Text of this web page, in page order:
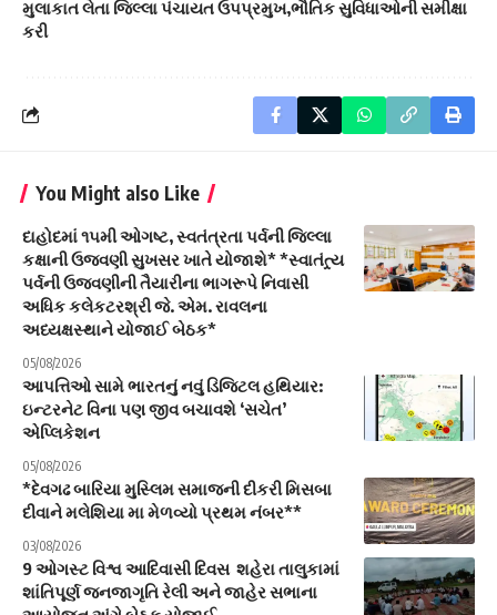
મુલાકાત લેતા જિલ્લા પંચાયત ઉપપ્રમુખ,ભૌતિક સુવિધાઓની સમીક્ષા
કરી
You Might also Like
દાહોદમાં ૧૫મી ઓગષ્ટ, સ્વતંત્રતા પર્વની જિલ્લા
કક્ષાની ઉજવણી સુખસર ખાતે યોજાશે* *સ્વાતંત્ર્ય
પર્વની ઉજવણીની તૈયારીના ભાગરૂપે નિવાસી
અધિક કલેકટરશ્રી જે. એમ. રાવલના
અધ્યક્ષસ્થાને યોજાઈ બેઠક*
05/08/2026
આપત્તિઓ સામે ભારતનું નવું ડિજિટલ હથિયાર:
ઇન્ટરનેટ વિના પણ જીવ બચાવશે ‘સચેત’
એપ્લિકેશન
05/08/2026
*દેવગઢ બારિયા મુસ્લિમ સમાજની દીકરી મિસબા
દીવાને મલેશિયા મા મેળવ્યો પ્રથમ નંબર**
03/08/2026
9 ઓગસ્ટ વિશ્વ આદિવાસી દિવસ શહેરા તાલુકામાં
શાંતિપૂર્ણ જનજાગૃતિ રેલી અને જાહેર સભાના